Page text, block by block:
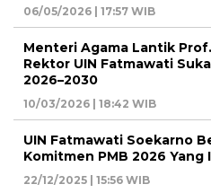
06/05/2026 | 17:57 WIB
Menteri Agama Lantik
Rektor UIN Fatmawati
2026–2030
10/03/2026 | 18:42 WIB
UIN Fatmawati Soekarno
Komitmen PMB 2026
22/12/2025 | 15:56 WIB